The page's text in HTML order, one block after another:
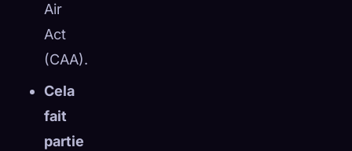
Air
Act
(CAA).
Cela
fait
partie